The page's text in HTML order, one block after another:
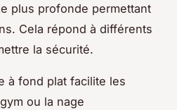
plus profonde permettant
Cela répond à différents
la sécurité.
à fond plat facilite les
ou la nage